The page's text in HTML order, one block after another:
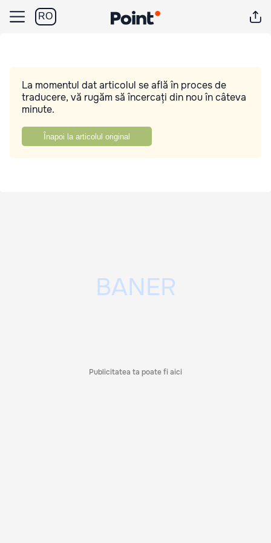
RO
La momentul dat articolul se află în proces de
traducere, vă rugăm să încercați din nou în câteva
minute.
Înapoi la articolul original
Publicitatea ta poate fi aici